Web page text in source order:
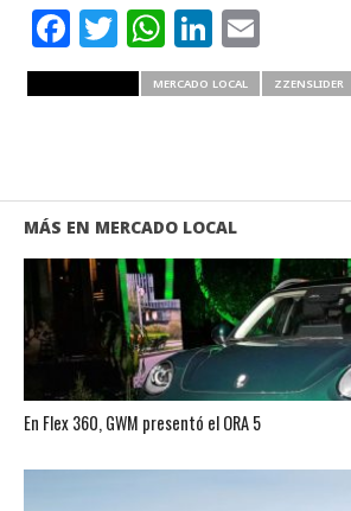
Facebook
Twitter
WhatsApp
LinkedIn
Email
MERCADO LOCAL ZZENSLIDER
MÁS EN MERCADO LOCAL
En Flex 360, GWM presentó el ORA 5